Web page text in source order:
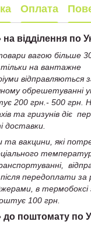
Оплата
відділення по
вагою більше
на вантажне
відправляються
обрешетуванні
200 грн.- 500 грн.
та гризунів діє
доставки.
та вакцини, які
передоплати за
в термобоксі
100 грн.
поштомату по